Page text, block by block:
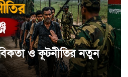
ও কূটনীতির নতুন